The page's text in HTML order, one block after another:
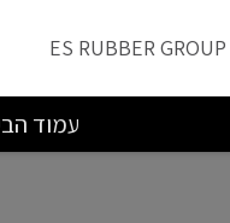
ES RUBBER GROUP
עמוד